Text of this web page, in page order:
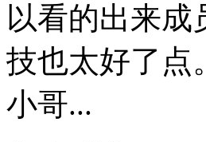
以看的出来成
技也太好了点
小哥...